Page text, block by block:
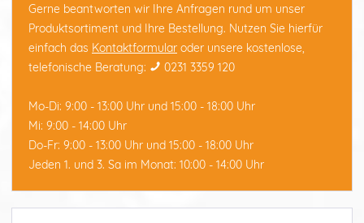
Gerne beantworten wir Ihre Anfragen rund um unser
Produktsortiment und Ihre Bestellung. Nutzen Sie hierfür
einfach das Kontaktformular oder unsere kostenlose,
telefonische Beratung:
0231 3359 120
Mo-Di: 9:00 - 13:00 Uhr und 15:00 - 18:00 Uhr
Mi: 9:00 - 14:00 Uhr
Do-Fr: 9:00 - 13:00 Uhr und 15:00 - 18:00 Uhr
Jeden 1. und 3. Sa im Monat: 10:00 - 14:00 Uhr